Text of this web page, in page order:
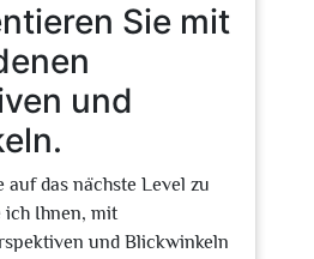
Sie mit
und
auf das nächste Level zu
ich Ihnen, mit
und Blickwinkeln